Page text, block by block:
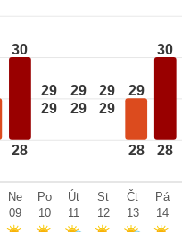
30
28
29
29
29
29
29
29
29
28
30
28
Ne
09
Po
10
Út
11
St
12
Čt
13
Pá
14